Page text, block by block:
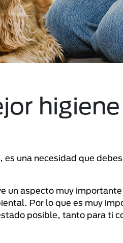
una necesidad que
un aspecto muy
Por lo que es muy
posible, tanto para ti